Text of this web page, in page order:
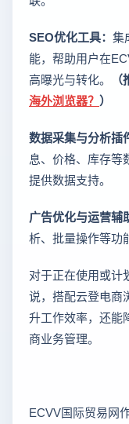
SEO优化工具： 集
能，帮助用户在
高曝光与转化。
海外浏览器？ ）
数据采集与分析插
息、价格、库存等
提供数据支持。
广告优化与运营辅
析、批量操作等功
对于正在使用或计
说，搭配云登电商
升工作效率，还能
商业务管理。
ECVV国际贸易网